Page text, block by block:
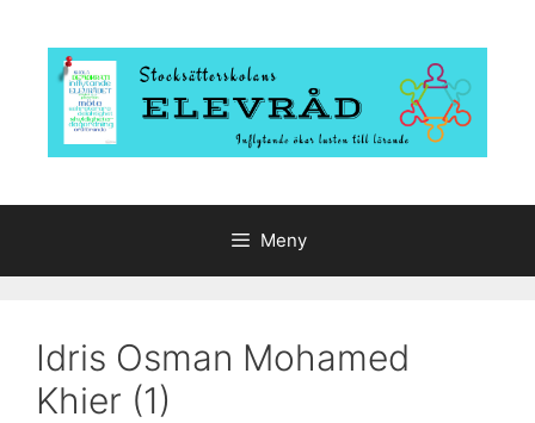
innehåll
Meny
Idris Osman Mohamed
Khier (1)